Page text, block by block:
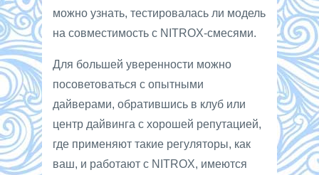
можно узнать, тестировалась ли модель
на совместимость с NITROX-смесями.
Для большей уверенности можно
посоветоваться с опытными
дайверами, обратившись в клуб или
центр дайвинга с хорошей репутацией,
где применяют такие регуляторы, как
ваш, и работают с NITROX, имеются